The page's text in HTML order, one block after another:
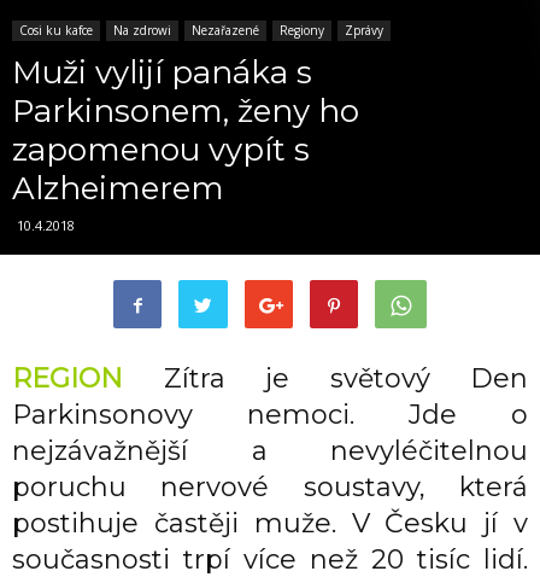
Cosi ku kafce Na zdrowi Nezařazené Regiony Zprávy
Muži vylijí panáka s
Parkinsonem, ženy ho
zapomenou vypít s
Alzheimerem
10.4.2018
REGION Zítra je světový Den
Parkinsonovy nemoci. Jde o
nejzávažnější a nevyléčitelnou
poruchu nervové soustavy, která
postihuje častěji muže. V Česku jí v
současnosti trpí více než 20 tisíc lidí.